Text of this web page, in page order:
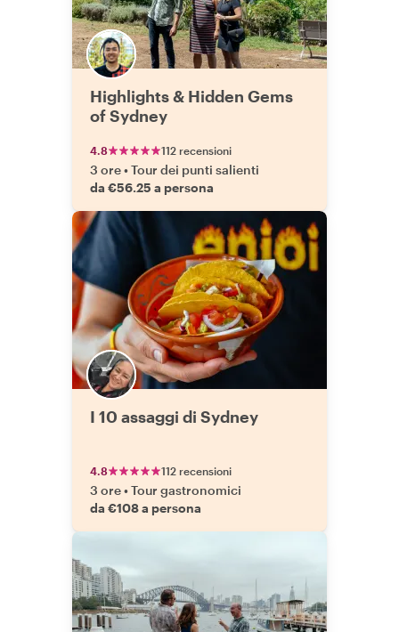
Highlights & Hidden Gems
of Sydney
4.8 112 recensioni
3 ore•Tour dei punti salienti
da €56.25 a persona
I 10 assaggi di Sydney
4.8 112 recensioni
3 ore•Tour gastronomici
da €108 a persona